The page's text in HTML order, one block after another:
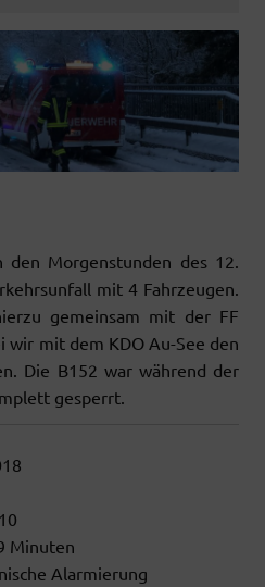
Morgenstunden des 12.
mit 4 Fahrzeugen.
gemeinsam mit der FF
wir mit dem KDO Au-See den
Die B152 war während der
gesperrt.
Minuten
Alarmierung